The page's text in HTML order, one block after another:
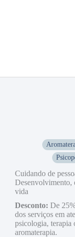
Cuidando de
Desenvolvimento,
vida
Desconto: De
dos serviços em
psicologia, terapia
aromaterapia.